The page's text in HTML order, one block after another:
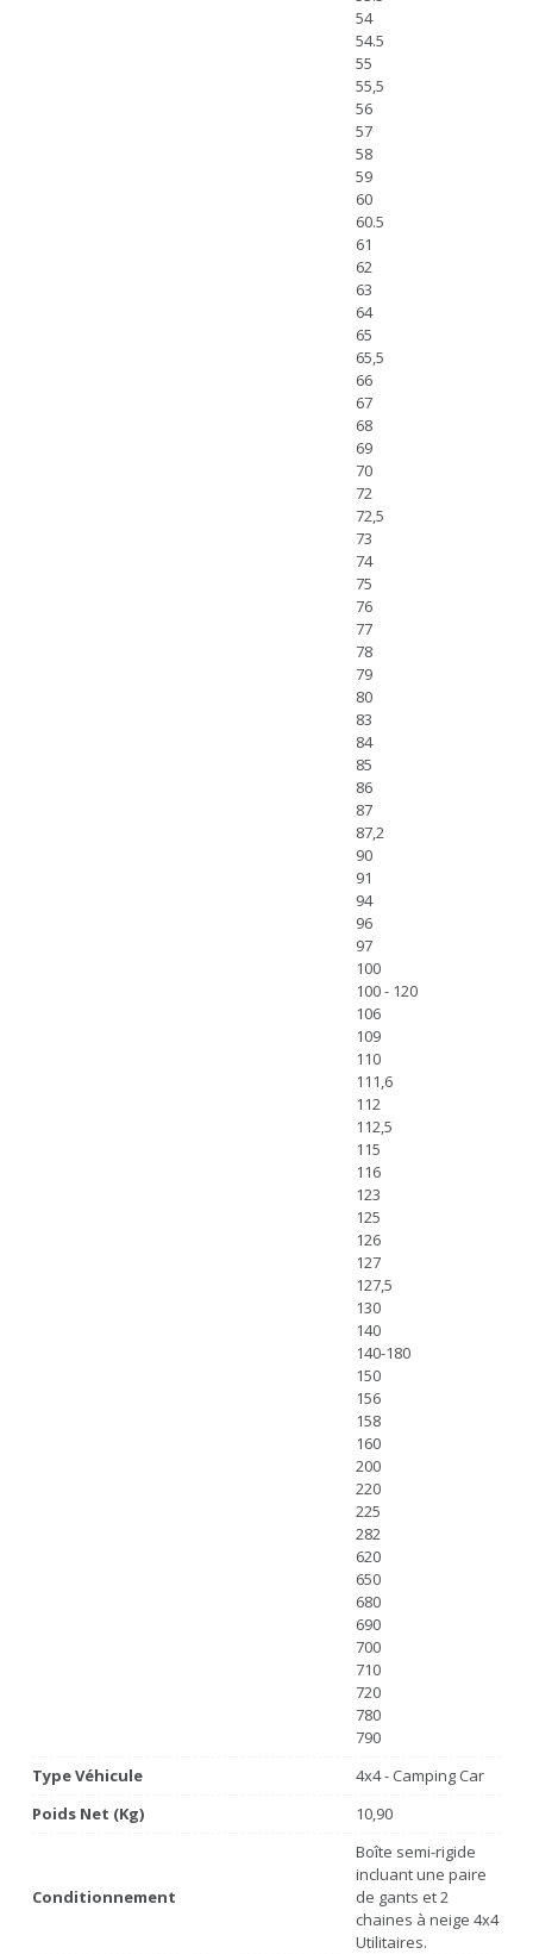
54
54.5
55
55,5
56
57
58
59
60
60.5
61
62
63
64
65
65,5
66
67
68
69
70
72
72,5
73
74
75
76
77
78
79
80
83
84
85
86
87
87,2
90
91
94
96
97
100
100 - 120
106
109
110
111,6
112
112,5
115
116
123
125
126
127
127,5
130
140
140-180
150
156
158
160
200
220
225
282
620
650
680
690
700
710
720
780
790
Type Véhicule
4x4 - Camping Car
Poids Net (Kg)
10,90
Conditionnement
Boîte semi-rigide
incluant une paire
de gants et 2
chaines à neige 4x4
Utilitaires.